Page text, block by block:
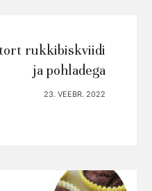
rukkibiskviidi
ja pohladega
23. VEEBR. 2022